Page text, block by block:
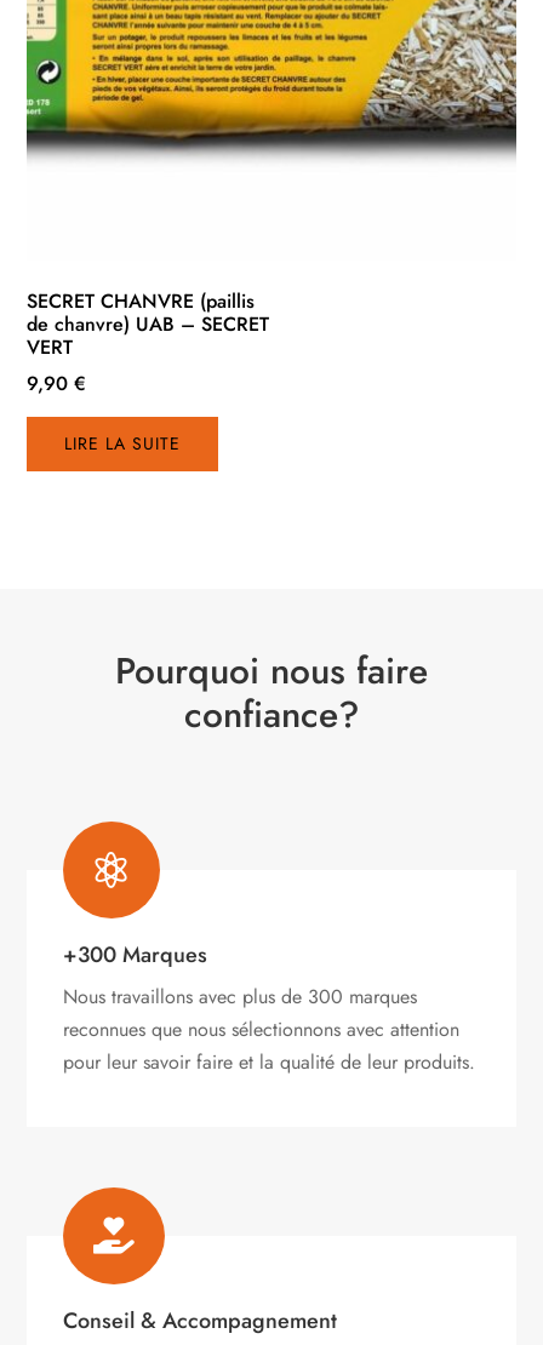
SECRET CHANVRE (paillis
de chanvre) UAB – SECRET
VERT
9,90€
LIRE LA SUITE
Pourquoi nous faire
confiance?

+300 Marques
Nous travaillons avec plus de 300 marques
reconnues que nous sélectionnons avec attention
pour leur savoir faire et la qualité de leur produits.

Conseil & Accompagnement